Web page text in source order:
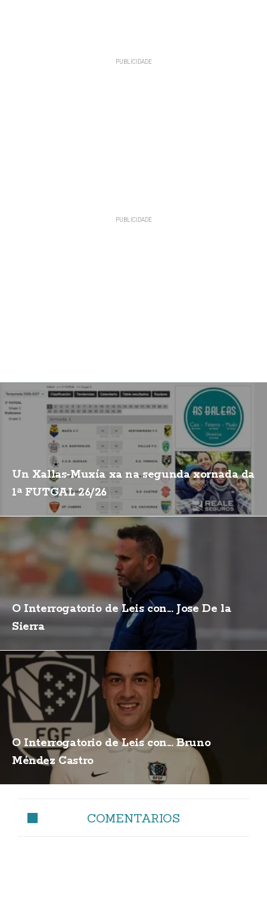
Un Xallas-Muxía xa na segunda xornada da
1ª FUTGAL 26/26
O Interrogatorio de Leis con... Jose De la
Sierra
O Interrogatorio de Leis con... Bruno
Méndez Castro
COMENTARIOS